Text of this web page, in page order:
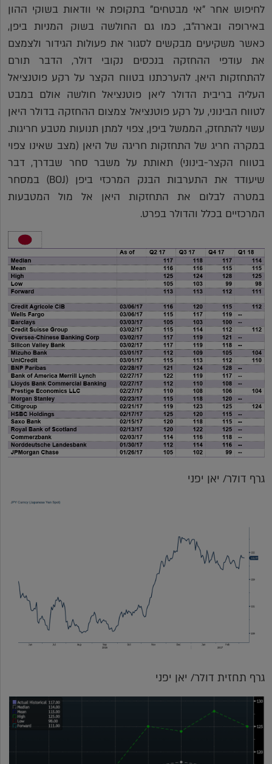
לחיפוש אחר "אי מבטחים" בתקופת אי וודאות בשוקי ההון
באירופה ובארה"ב, כמו גם החולשה בשוק המניות ביפן,
כאשר משקיעים מבקשים לסגור את פעולות הגידור ולצמצם
את עודפי ההחזקה בנכסים נקובי דולר, הדבר תורם
להתחזקות היאן. להערכתנו בטווח הקצר על רקע פוטנציאל
העליה בריבית הדולר ליאן פוטנציאל חולשה אולם במבט
לטווח הבינוני, על רקע פוטנציאל צמצום ההחזקה בדולר היאן
עשוי להתחזק, הממשל ביפן, צפוי למתן תנועות מטבע חריגות.
במקרה חריג של התחזקות חריגה של היאן (מצב שאינו צפוי
בטווח הקצר-בינוני) תאותת על משבר סחר שבדרך, דבר
שיעודד את התערבות הבנק המרכזי ביפן (BOJ) במסחר
במטרה לבלום את התחזקות היאן אל מול המטבעות
המרכזיים בכלל והדולר בפרט.
גרף דולר/ יאן יפני
גרף תחזית דולר/ יאן יפני